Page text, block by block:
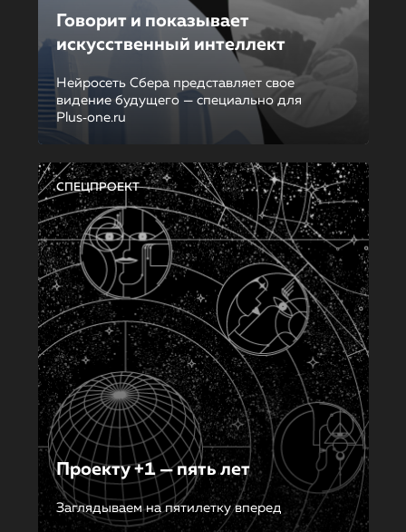
Говорит и показывает
искусственный интеллект
Нейросеть Сбера представляет свое
видение будущего — специально для
Plus‑one.ru
СПЕЦПРОЕКТ
Проекту +1 — пять лет
Заглядываем на пятилетку вперед